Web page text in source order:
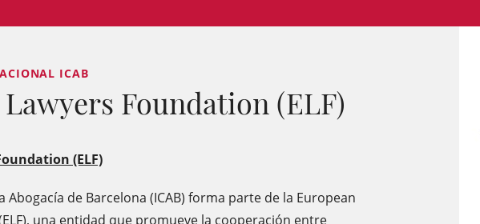
ICAB
Foundation (ELF)
(ELF)
Abogacía de Barcelona (ICAB) forma parte de la European
una entidad que promueve la cooperación entre